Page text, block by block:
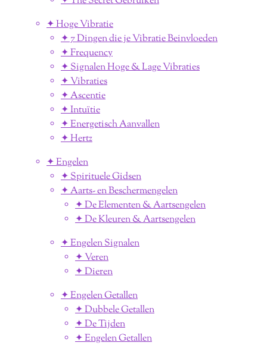
✦ Hoge Vibratie
✦ 7 Dingen die je Vibratie Beinvloeden
✦ Frequency
✦ Signalen Hoge & Lage Vibraties
✦ Vibraties
✦ Ascentie
✦ Intuïtie
✦ Energetisch Aanvallen
✦ Hertz
✦ Engelen
✦ Spirituele Gidsen
✦ Aarts- en Beschermengelen
✦ De Elementen & Aartsengelen
✦ De Kleuren & Aartsengelen
✦ Engelen Signalen
✦ Veren
✦ Dieren
✦ Engelen Getallen
✦ Dubbele Getallen
✦ De Tijden
✦ Engelen Getallen